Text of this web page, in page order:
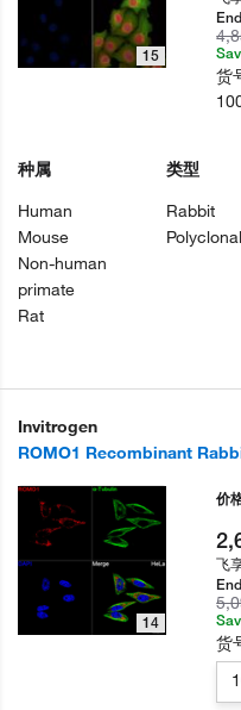
15
种属
Human
Mouse
Non-human
primate
Rat
类型
Rabbit
Polyclonal
货
Invitrogen
ROMO1 Recombinant
14
价
飞
货